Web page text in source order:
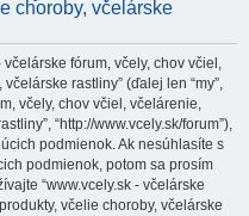
choroby, včelárske
fórum, včely, chov včiel,
rastliny” (ďalej len “my”,
včely, chov včiel, včelárenie,
“http://www.vcely.sk/forum”),
podmienok. Ak nesúhlasíte s
podmienok, potom sa prosím
“www.vcely.sk - včelárske
včelie choroby, včelárske